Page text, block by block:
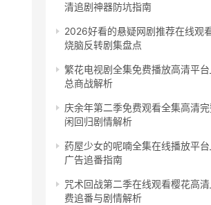
清追剧神器防坑指南
2026好看的悬疑网剧推荐在线观
烧脑反转剧集盘点
繁花电视剧全集免费播放高清平台
总商战解析
庆余年第二季免费观看全集高清
闲回归剧情解析
药屋少女的呢喃全集在线播放平
广告追番指南
咒术回战第二季在线观看樱花高清
费追番与剧情解析